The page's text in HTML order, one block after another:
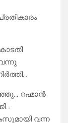
റഹ്മാൻ
വന്ന